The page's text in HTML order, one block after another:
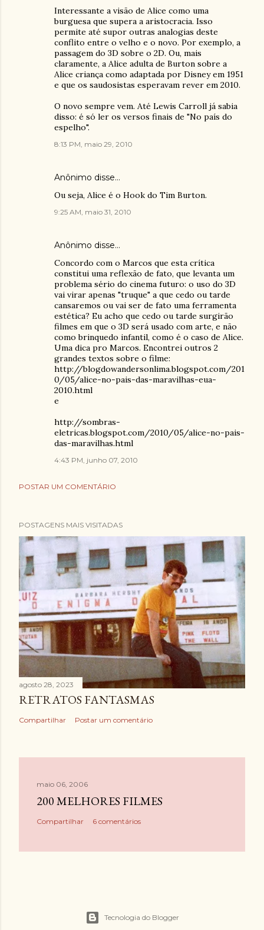
Interessante a visão de Alice como uma
burguesa que supera a aristocracia. Isso
permite até supor outras analogias deste
conflito entre o velho e o novo. Por exemplo, a
passagem do 3D sobre o 2D. Ou, mais
claramente, a Alice adulta de Burton sobre a
Alice criança como adaptada por Disney em 1951
e que os saudosistas esperavam rever em 2010.
O novo sempre vem. Até Lewis Carroll já sabia
disso: é só ler os versos finais de "No país do
espelho".
8:13 PM, maio 29, 2010
Anônimo disse…
Ou seja, Alice é o Hook do Tim Burton.
9:25 AM, maio 31, 2010
Anônimo disse…
Concordo com o Marcos que esta crítica
constitui uma reflexão de fato, que levanta um
problema sério do cinema futuro: o uso do 3D
vai virar apenas "truque" a que cedo ou tarde
cansaremos ou vai ser de fato uma ferramenta
estética? Eu acho que cedo ou tarde surgirão
filmes em que o 3D será usado com arte, e não
como brinquedo infantil, como é o caso de Alice.
Uma dica pro Marcos. Encontrei outros 2
grandes textos sobre o filme:
http://blogdowandersonlima.blogspot.com/201
0/05/alice-no-pais-das-maravilhas-eua-
2010.html
e
http://sombras-
eletricas.blogspot.com/2010/05/alice-no-pais-
das-maravilhas.html
4:43 PM, junho 07, 2010
POSTAR UM COMENTÁRIO
POSTAGENS MAIS VISITADAS
agosto 28, 2023
RETRATOS FANTASMAS
Compartilhar Postar um comentário
maio 06, 2006
200 MELHORES FILMES
Compartilhar 6 comentários
Tecnologia do Blogger